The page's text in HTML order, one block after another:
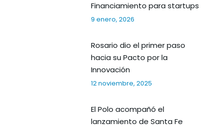
Financiamiento para startups
9 enero, 2026
Rosario dio el primer paso
hacia su Pacto por la
Innovación
12 noviembre, 2025
El Polo acompañó el
lanzamiento de Santa Fe